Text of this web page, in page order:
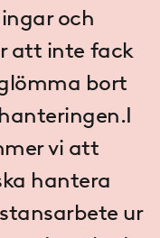
och
att inte fack
bort
vi att
hantera
ur